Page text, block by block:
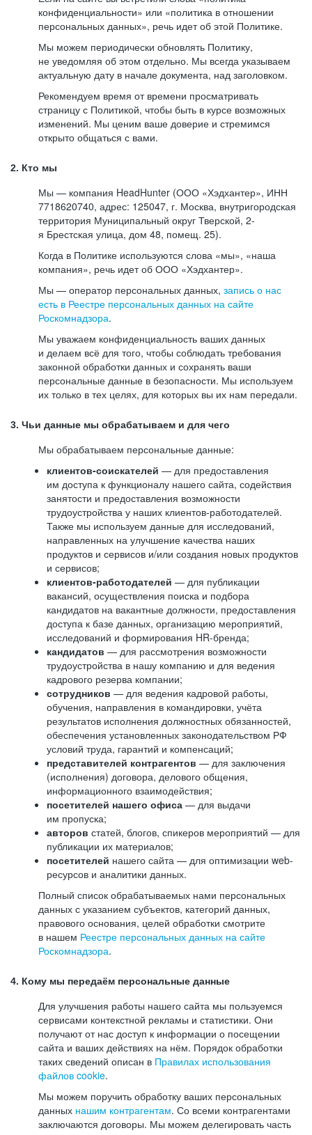
конфиденциальности» или «политика в отношении
персональных данных», речь идет об этой Политике.
Мы можем периодически обновлять Политику,
не уведомляя об этом отдельно. Мы всегда указываем
актуальную дату в начале документа, над заголовком.
Рекомендуем время от времени просматривать
страницу с Политикой, чтобы быть в курсе возможных
изменений. Мы ценим ваше доверие и стремимся
открыто общаться с вами.
2. Кто мы
Мы — компания HeadHunter (ООО «Хэдхантер», ИНН
7718620740, адрес: 125047, г. Москва, внутригородская
территория Муниципальный округ Тверской, 2-
я Брестская улица, дом 48, помещ. 25).
Когда в Политике используются слова «мы», «наша
компания», речь идет об ООО «Хэдхантер».
Мы — оператор персональных данных, запись о нас
есть в Реестре персональных данных на сайте
Роскомнадзора.
Мы уважаем конфиденциальность ваших данных
и делаем всё для того, чтобы соблюдать требования
законной обработки данных и сохранять ваши
персональные данные в безопасности. Мы используем
их только в тех целях, для которых вы их нам передали.
3. Чьи данные мы обрабатываем и для чего
Мы обрабатываем персональные данные:
клиентов-соискателей — для предоставления
им доступа к функционалу нашего сайта, содействия
занятости и предоставления возможности
трудоустройства у наших клиентов-работодателей.
Также мы используем данные для исследований,
направленных на улучшение качества наших
продуктов и сервисов и/или создания новых продуктов
и сервисов;
клиентов-работодателей — для публикации
вакансий, осуществления поиска и подбора
кандидатов на вакантные должности, предоставления
доступа к базе данных, организацию мероприятий,
исследований и формирования HR-бренда;
кандидатов — для рассмотрения возможности
трудоустройства в нашу компанию и для ведения
кадрового резерва компании;
сотрудников — для ведения кадровой работы,
обучения, направления в командировки, учёта
результатов исполнения должностных обязанностей,
обеспечения установленных законодательством РФ
условий труда, гарантий и компенсаций;
представителей контрагентов — для заключения
(исполнения) договора, делового общения,
информационного взаимодействия;
посетителей нашего офиса — для выдачи
им пропуска;
авторов статей, блогов, спикеров мероприятий — для
публикации их материалов;
посетителей нашего сайта — для оптимизации web-
ресурсов и аналитики данных.
Полный список обрабатываемых нами персональных
данных с указанием субъектов, категорий данных,
правового основания, целей обработки смотрите
в нашем Реестре персональных данных на сайте
Роскомнадзора.
4. Кому мы передаём персональные данные
Для улучшения работы нашего сайта мы пользуемся
сервисами контекстной рекламы и статистики. Они
получают от нас доступ к информации о посещении
сайта и ваших действиях на нём. Порядок обработки
таких сведений описан в Правилах использования
файлов cookie.
Мы можем поручить обработку ваших персональных
данных нашим контрагентам. Со всеми контрагентами
заключаются договоры. Мы можем делегировать часть